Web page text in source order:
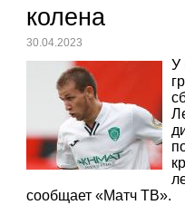
колена
30.04.2023
У
сообщает «Матч ТВ».